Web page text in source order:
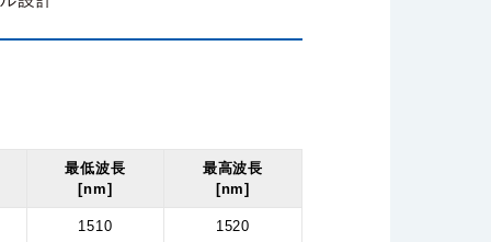
最低波長
[nm]
最高波長
[nm]
1510 1520